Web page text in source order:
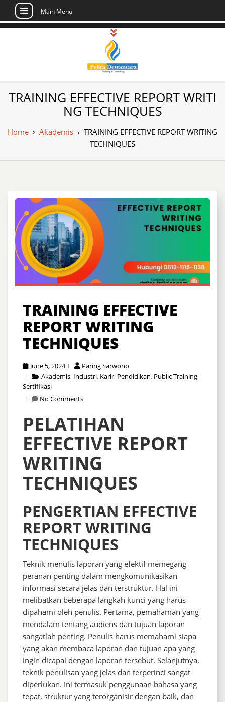
Skip
Main Menu
Pusat Pelatihan
dan Sertifikasi –
Daftar Training
Indonesia
Sertifikasi di Indonesia
TRAINING EFFECTIVE REPORT WRITI
NG TECHNIQUES
Home › Akademis › TRAINING EFFECTIVE REPORT WRITING
TECHNIQUES
TRAINING EFFECTIVE
REPORT WRITING
TECHNIQUES
June 5, 2024
Paring Sarwono
Akademis, Industri, Karir, Pendidikan, Public Training,
Sertifikasi
No Comments
PELATIHAN
EFFECTIVE REPORT
WRITING
TECHNIQUES
PENGERTIAN EFFECTIVE
REPORT WRITING
TECHNIQUES
Teknik menulis laporan yang efektif memegang
peranan penting dalam mengkomunikasikan
informasi secara jelas dan terstruktur. Hal ini
melibatkan beberapa langkah kunci yang harus
dipahami oleh penulis. Pertama, pemahaman yang
mendalam tentang audiens dan tujuan laporan
sangatlah penting. Penulis harus memahami siapa
yang akan membaca laporan dan tujuan apa yang
ingin dicapai dengan laporan tersebut. Selanjutnya,
teknik penulisan yang jelas dan terperinci sangat
diperlukan. Ini termasuk penggunaan bahasa yang
tepat, struktur yang terorganisir dengan baik, dan